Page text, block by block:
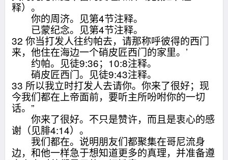
释）。
你的周济。见第4节注释。
已蒙纪念。见第4节注释。
32 你当打发人往约帕去，请那称呼彼得的西门
来，他住在海边一个硝皮匠西门的家里。’
约帕。见徒9:36；10:8注释。
硝皮匠西门。见徒9:43注释。
33 所以我立时打发人去请你。你来了很好；现
今我们都在上帝面前，要听主所吩咐你的一切
话。”
你来了很好。不只是赞许，而且是衷心的感
谢（见腓4:14）。
我们都在。说明朋友们都聚集在哥尼流身
边，和他一样急于想知道更多的真理，并准备遵